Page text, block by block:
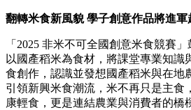
翻轉米食新風貌 學子創意作品將進軍
「2025 非米不可全國創意米食競賽
以國產稻米為食材，將課堂專業知識
食創作，認識並發想國產稻米與在地
引領新興米食潮流，米不再只是主食
康輕食，更是連結農業與消費者的橋